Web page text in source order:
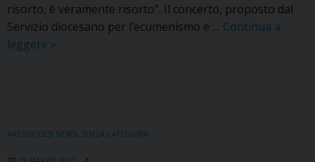
risorto, è veramente risorto”. Il concerto, proposto dal
Servizio diocesano per l’ecumenismo e … Continua a
leggere A
cantano
»
ARCIDIOCESI NEWS SENZA CATEGORIA
19 MARZO 2022